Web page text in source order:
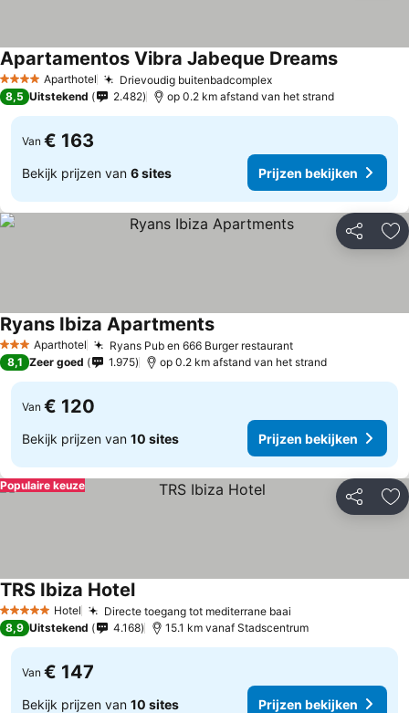
4 SterrenAparthotel Drievoudig buitenbadcomplexPrijzen bekijken
Apartamentos Vibra Jabeque DreamsPrijzen
8,5 Uitstekend 2.482 op 0.2 km afstand van het strand
Van € 163
Bekijk prijzen van 6 sites Prijzen bekijken
Delen
3 SterrenAparthotel Ryans Pub en 666 Burger restaurantPrijzen bekijken
Ryans Ibiza ApartmentsPrijzen bekijken
8,1 Zeer goed 1.975 op 0.2 km afstand van het strand
Van € 120
Bekijk prijzen van 10 sites Prijzen bekijken
Delen
Populaire keuze
5 Sterren Hotel Directe toegang tot mediterrane baai
TRS Ibiza HotelPrijzen bekijken
8,9 Uitstekend 4.168 15.1 km vanaf Stadscentrum
Van € 147
Bekijk prijzen van 10 sites Prijzen bekijken